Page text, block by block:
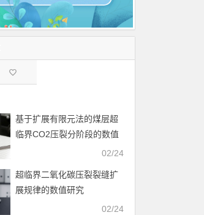
基于扩展有限元法的煤层超
临界CO2压裂分阶段的数值
02/24
超临界二氧化碳压裂裂缝扩
展规律的数值研究
02/24